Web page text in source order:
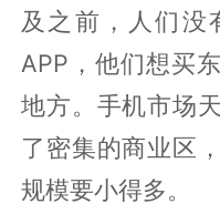
及之前，人们没
APP，他们想买
地方。手机市场
了密集的商业区
规模要小得多。